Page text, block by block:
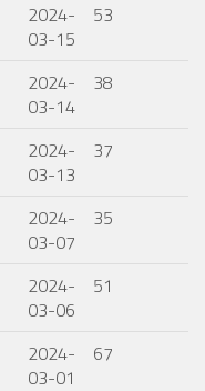
2024-
03-15
53
2024-
03-14
38
2024-
03-13
37
2024-
03-07
35
2024-
03-06
51
2024-
03-01
67